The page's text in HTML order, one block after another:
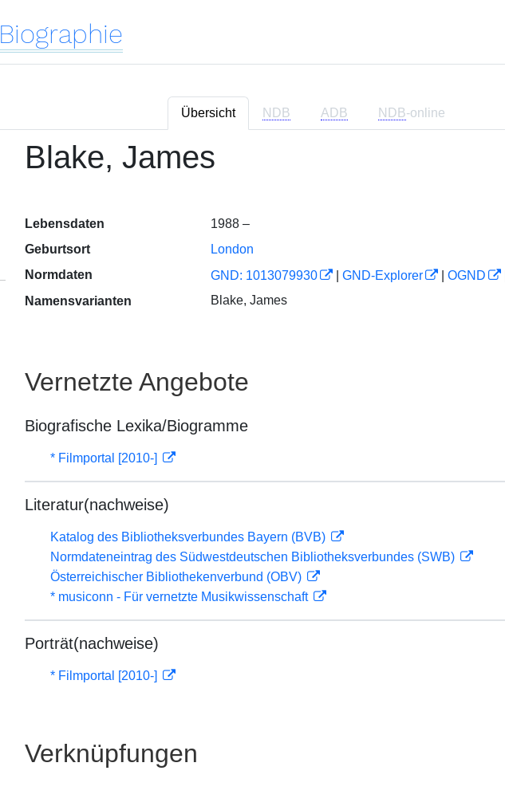
Biographie
Übersicht NDB ADB NDB-online
Blake, James
Lebensdaten
1988 –
Geburtsort
London
Normdaten
GND: 1013079930 GND-Explorer OGND
Namensvarianten
Blake, James
Vernetzte Angebote
Biografische Lexika/Biogramme
* Filmportal [2010-]
Literatur(nachweise)
Katalog des Bibliotheksverbundes Bayern (BVB)
Normdateneintrag des Südwestdeutschen Bibliotheksverbundes (SWB)
Österreichischer Bibliothekenverbund (OBV)
* musiconn - Für vernetzte Musikwissenschaft
Porträt(nachweise)
* Filmportal [2010-]
Verknüpfungen